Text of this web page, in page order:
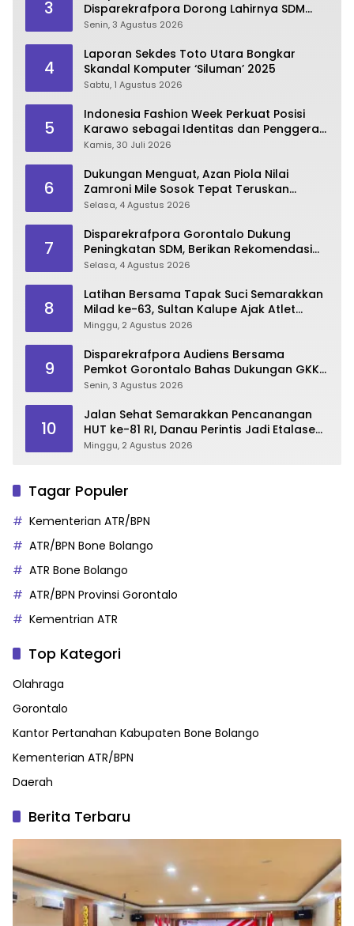
3
Disparekrafpora Dorong Lahirnya SDM
Pariwisata Unggul
Senin, 3 Agustus 2026
4
Laporan Sekdes Toto Utara Bongkar
Skandal Komputer ‘Siluman’ 2025
Sabtu, 1 Agustus 2026
5
Indonesia Fashion Week Perkuat Posisi
Karawo sebagai Identitas dan Penggerak
Ekonomi Kreatif Gorontalo
Kamis, 30 Juli 2026
6
Dukungan Menguat, Azan Piola Nilai
Zamroni Mile Sosok Tepat Teruskan
Pembangunan Bone Bolango
Selasa, 4 Agustus 2026
7
Disparekrafpora Gorontalo Dukung
Peningkatan SDM, Berikan Rekomendasi
Studi S3 bagi Pegawai
Selasa, 4 Agustus 2026
8
Latihan Bersama Tapak Suci Semarakkan
Milad ke-63, Sultan Kalupe Ajak Atlet
Lestarikan Budaya Bela Diri
Minggu, 2 Agustus 2026
9
Disparekrafpora Audiens Bersama
Pemkot Gorontalo Bahas Dukungan GKK
2026
Senin, 3 Agustus 2026
10
Jalan Sehat Semarakkan Pencanangan
HUT ke-81 RI, Danau Perintis Jadi Etalase
Wisata Gorontalo
Minggu, 2 Agustus 2026
Tagar Populer
Kementerian ATR/BPN
ATR/BPN Bone Bolango
ATR Bone Bolango
ATR/BPN Provinsi Gorontalo
Kementrian ATR
Top Kategori
Olahraga
Gorontalo
Kantor Pertanahan Kabupaten Bone Bolango
Kementerian ATR/BPN
Daerah
Berita Terbaru